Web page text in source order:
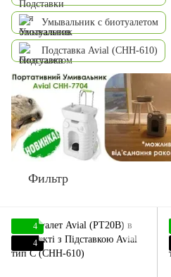
Умывальник с биотуалетом
Подставка Avial (CHH-610)
Фильтр
4
4